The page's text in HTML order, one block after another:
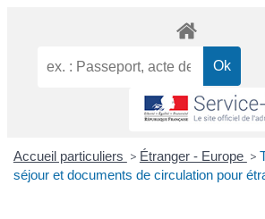
Accueil particuliers > Étranger - Europe >
séjour et documents de circulation pour